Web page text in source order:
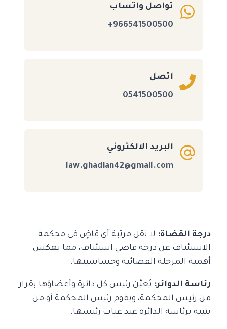
تواصل واتساب
966541500500+
اتصل
0541500500
البريد الالكتروني
law.ghadian42@gmail.com
درجة القضاة: لا تقل مرتبة أي قاضٍ في محكمة
الاستئناف عن درجة قاضي استئناف، مما يعكس
أهمية المرحلة القضائية وحساسيتها.
رئاسة الدوائر: يُعيَّن رئيس كل دائرة وأعضاؤها بقرار
من رئيس المحكمة، ويقوم رئيس المحكمة أو من
ينيبه برئاسة الدائرة عند غياب رئيسها.